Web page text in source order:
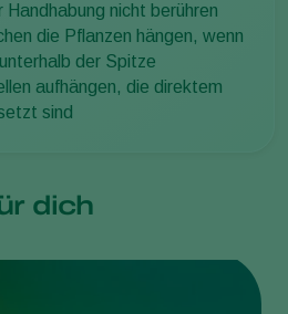
Handhabung nicht berühren
die Pflanzen hängen, wenn
der Spitze
aufhängen, die direktem
sind
dich